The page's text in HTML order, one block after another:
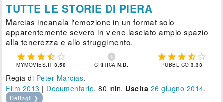
TUTTE LE STORIE DI PIERA
Marcias incanala l'emozione in un format solo
apparentemente severo in viene lasciato ampio spazio
alla tenerezza e allo struggimento.
    
MYMOVIES.IT3.50

CRITICAN.D.
    
PUBBLICO3.33
Regia di Peter Marcias.
Film 2013 | Documentario, 80 min. Uscita 26 giugno 2014.
Dettagli ❯